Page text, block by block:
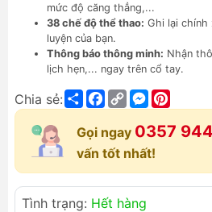
mức độ căng thẳng,...
38 chế độ thể thao: Ghi lại chính
luyện của bạn.
Thông báo thông minh: Nhận
lịch hẹn,... ngay trên cổ tay.
Chia sẻ: ShareFacebook
Copy
Link
Messenger
Gọi ngay 0357
vấn tốt nhất!
Tình trạng: Hết hàng